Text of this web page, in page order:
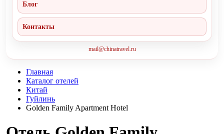
Блог
Контакты
mail@chinatravel.ru
Главная
Каталог отелей
Китай
Гуйлинь
Golden Family Apartment Hotel